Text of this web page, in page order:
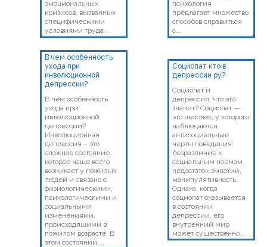
эмоциональных
кризисов, вызванных
специфическими
условиями труда....
психология
предлагает множество
способов справиться
с...
В чем особенность
ухода при
инволюционной
депрессии?
В чем особенность
ухода при
инволюционной
депрессии?
Инволюционная
депрессия – это
сложное состояние,
которое чаще всего
возникает у пожилых
людей и связано с
физиологическими,
психологическими и
социальными
изменениями,
происходящими в
пожилом возрасте. В
этом состоянии,...
Социопат кто в
депрессии ру?
Социопат и
депрессия: что это
значит? Социопат —
это человек, у которого
наблюдаются
антисоциальные
черты поведения:
безразличие к
социальным нормам,
недостаток эмпатии,
манипулятивность.
Однако, когда
социопат оказывается
в состоянии
депрессии, его
внутренний мир
может существенно...